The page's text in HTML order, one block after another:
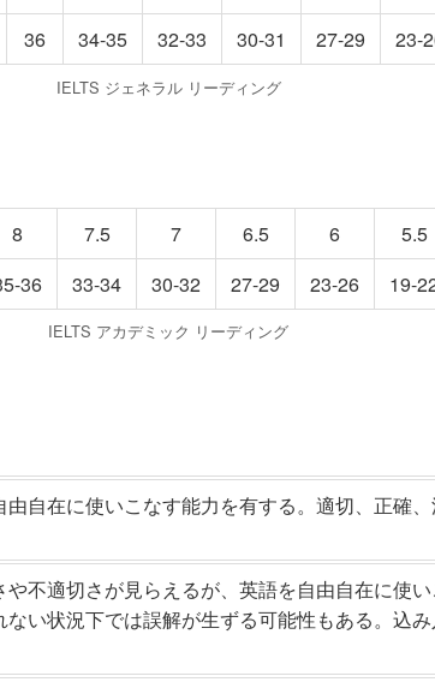
36 34-35 32-33 30-31 27-29 23-
IELTS ジェネラル リーディング
8 7.5 7 6.5 6 5.5
36 33-34 30-32 27-29 23-26 19-
IELTS アカデミック リーディング
由自在に使いこなす能力を有する。適切、正確
や不適切さが見らえるが、英語を自由自在に使
ない状況下では誤解が生ずる可能性もある。込